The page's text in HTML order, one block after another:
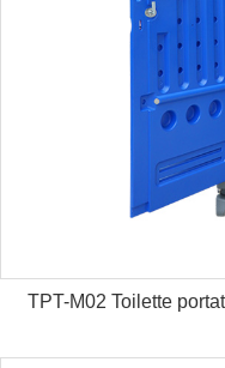
TPT-M02 Toilette